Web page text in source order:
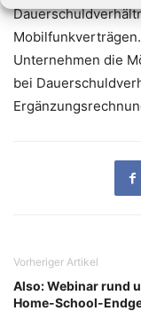
Unternehmen die
bei
Vorheriger Artikel
Also: Webinar rund
Home-School-